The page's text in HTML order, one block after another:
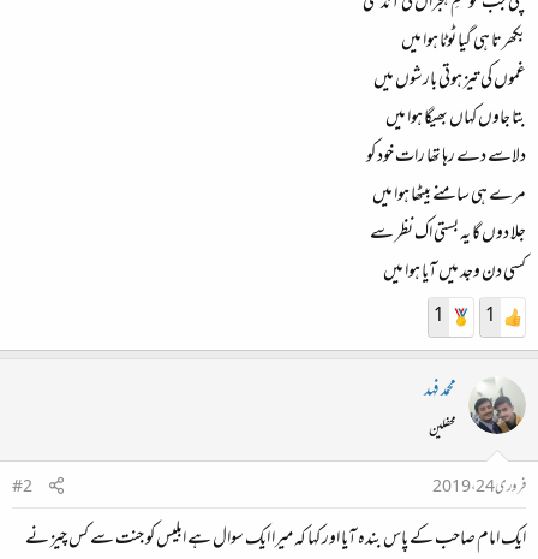
بکھرتا ہی گیا ٹوٹا ہوا میں
غموں کی تیز ہوتی بارشوں میں
بتا جاوں کہاں بھیگا ہوا میں
دلاسے دے رہا تھا رات خود کو
مرے ہی سامنے بیٹھا ہوا میں
جلا دوں گا یہ بستی اک نظر سے
کسی دن وجد میں آیا ہوا میں
1
1
محمد فہد
محفلین
فروری 24، 2019
#2
ایک امام صاحب کے پاس بندہ آیا اور کہا کہ میرا ایک سوال ہے ابلیس کو جنت سے کس چیز نے